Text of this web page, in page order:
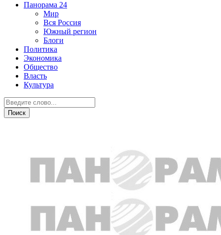
Панорама 24
Мир
Вся Россия
Южный регион
Блоги
Политика
Экономика
Общество
Власть
Культура